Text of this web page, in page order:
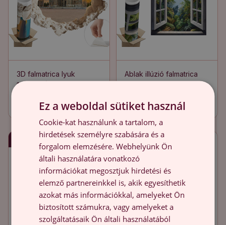
3D falmatrica lyuk
100x98 Építészeti
10 900.00 HUF
Ablak illúzió falmatrica
72x100 Egzotikus kilátás
9 900.00 HUF
Gyors szállítás Gyors szállítás
Ez a weboldal sütiket használ
Cookie-kat használunk a tartalom, a
hirdetések személyre szabására és a
forgalom elemzésére. Webhelyünk Ön
általi használatára vonatkozó
információkat megosztjuk hirdetési és
elemző partnereinkkel is, akik egyesíthetik
azokat más információkkal, amelyeket Ön
biztosított számukra, vagy amelyeket a
szolgáltatásaik Ön általi használatából